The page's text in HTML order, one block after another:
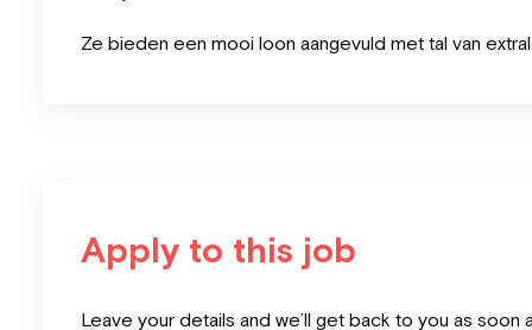
Ze bieden een mooi loon aangevuld met tal van
Apply to this job
Leave your details and we’ll get back to you as soon